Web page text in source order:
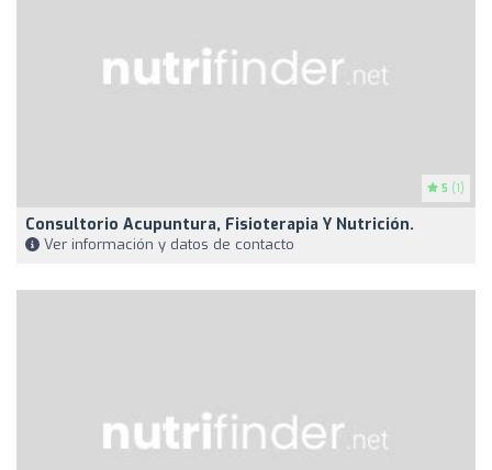
5 (1)
Consultorio Acupuntura, Fisioterapia Y Nutrición.
Ver información y datos de contacto